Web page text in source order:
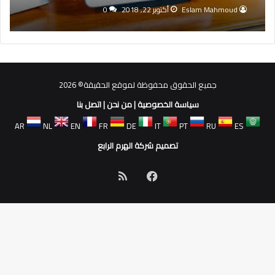
بشكل جيد مع مساعد Google
Eslam Mahmoud أكتوبر 22, 2018 0
جميع الحقوق محفوظة لموقع الحقيقة© 2026
سياسة الخصوصية|من نحن|اتصل بنا
AR
NL EN FR DE IT PT RU
ES
تصميم شركة الهرم الرابع
فيسبوك
الموقع